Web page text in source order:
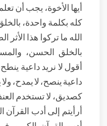
أيها الأخوة، يجب أن
كله بكلمة واحدة،
الله ما تركوا هذا الأثر
بالخلق الحسن،
أقول لا نريد داعية
داعية ينصح، لا يمدح،
كصديق، لا تستخدم
أرأيتم إلى أدب